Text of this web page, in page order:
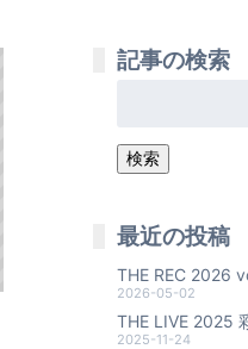
記事の検索
検索
最近の投稿
THE REC 2026
2026-05-02
THE LIVE 2025
2025-11-24